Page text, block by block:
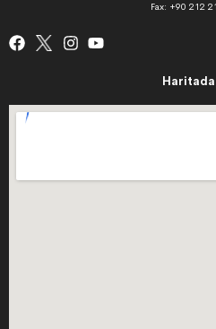
Fax: +90 212